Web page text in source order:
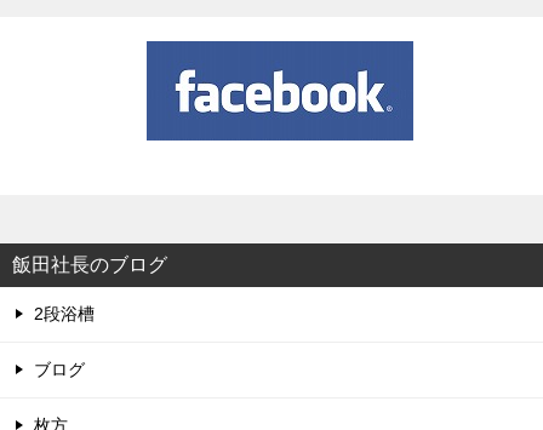
飯田社長のブログ
2段浴槽
ブログ
枚方